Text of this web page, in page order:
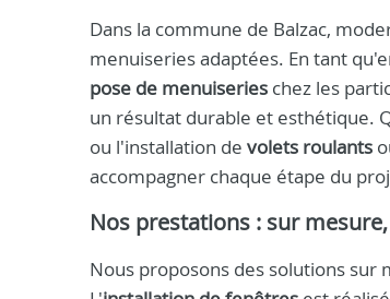
Dans la commune de Balzac,
menuiseries adaptées. En tant
pose de menuiseries chez les
un résultat durable et esthétique.
ou l'installation de volets roulants
accompagner chaque étape du
Nos prestations : sur
Nous proposons des solutions